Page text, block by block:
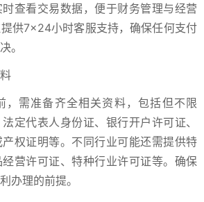
查看交易数据，便于财务管理与经营
供7×24小时客服支持，确保任何支付
。
，需准备齐全相关资料，包括但不限
定代表人身份证、银行开户许可证、
权证明等。不同行业可能还需提供特
营许可证、特种行业许可证等。确保
办理的前提。